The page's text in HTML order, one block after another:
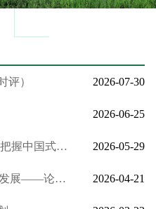
评） 2026-07-30
2026-06-25
总书记的人民情怀 | “必须深刻把握中国式现代化对教育、科技、人才的需求” 2026-05-29
在发展中固安全，在安全中谋发展——论学习贯彻党的二十届四中全会精神 2026-04-21